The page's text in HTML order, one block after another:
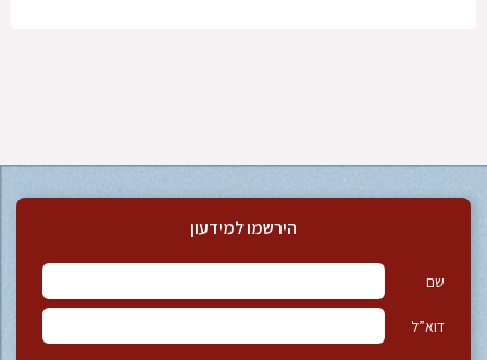
הירשמו למידעון
שם
דוא”ל